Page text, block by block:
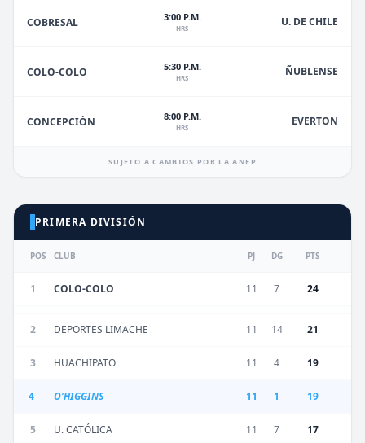
COBRESAL 3:00 P.M.
HRS U. DE CHILE
COLO-COLO 5:30 P.M.
HRS ÑUBLENSE
CONCEPCIÓN 8:00 P.M.
HRS EVERTON
SUJETO A CAMBIOS POR LA ANFP
PRIMERA DIVISIÓN
POS CLUB PJ DG PTS
1 COLO-COLO 11 7 24
2 DEPORTES LIMACHE 11 14 21
3 HUACHIPATO 11 4 19
4 O'HIGGINS 11 1 19
5 U. CATÓLICA 11 7 17